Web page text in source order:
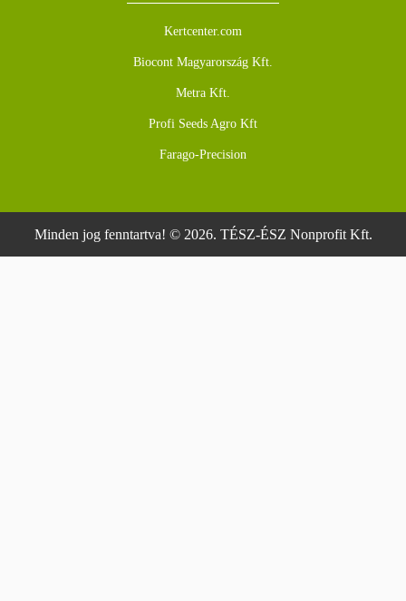
Kertcenter.com
Biocont Magyarország Kft.
Metra Kft.
Profi Seeds Agro Kft
Farago-Precision
Minden jog fenntartva! © 2026. TÉSZ-ÉSZ Nonprofit Kft.